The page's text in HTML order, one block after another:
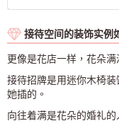
接待空间的装饰实
更像是花店一样，花朵
接待招牌是用迷你木椅
她插的。
向往着满是花朵的婚礼